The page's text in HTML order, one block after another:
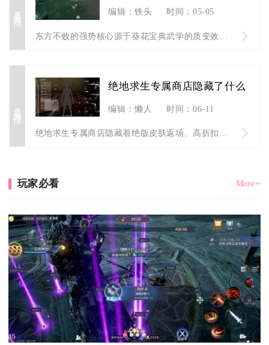
查看详情 编辑：铁头 时间：05-05
查看详情
绝地求生专属商店隐藏了什么
编辑：懒人 时间：06-11
玩家必看 More+